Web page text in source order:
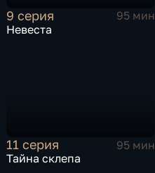
9 серия
95 мин
Невеста
11 серия
95 мин
Тайна склепа